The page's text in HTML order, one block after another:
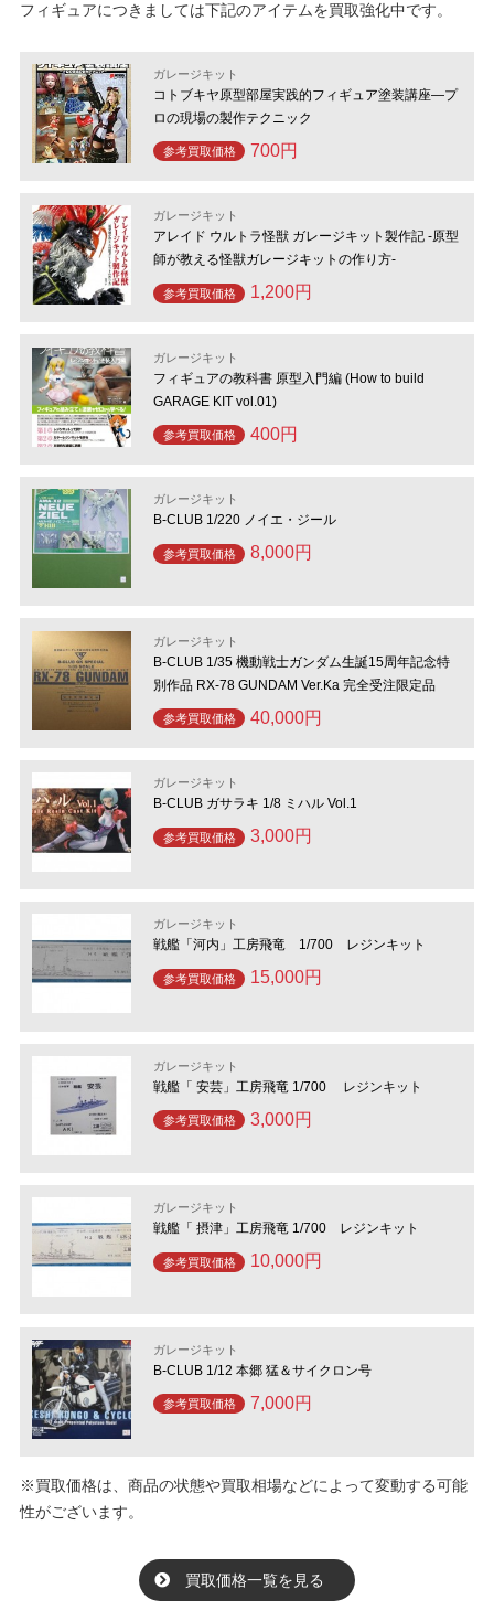
フィギュアにつきましては下記のアイテムを買取強化中です。
ガレージキット
コトブキヤ原型部屋実践的フィギュア塗装講座―プ
ロの現場の製作テクニック
参考買取価格 700円
ガレージキット
アレイド ウルトラ怪獣 ガレージキット製作記 -原型
師が教える怪獣ガレージキットの作り方-
参考買取価格 1,200円
ガレージキット
フィギュアの教科書 原型入門編 (How to build
GARAGE KIT vol.01)
参考買取価格 400円
ガレージキット
B-CLUB 1/220 ノイエ・ジール
参考買取価格 8,000円
ガレージキット
B-CLUB 1/35 機動戦士ガンダム生誕15周年記念特
別作品 RX-78 GUNDAM Ver.Ka 完全受注限定品
参考買取価格 40,000円
ガレージキット
B-CLUB ガサラキ 1/8 ミハル Vol.1
参考買取価格 3,000円
ガレージキット
戦艦「河内」工房飛竜 1/700 レジンキット
参考買取価格 15,000円
ガレージキット
戦艦「 安芸」工房飛竜 1/700 レジンキット
参考買取価格 3,000円
ガレージキット
戦艦「 摂津」工房飛竜 1/700 レジンキット
参考買取価格 10,000円
ガレージキット
B-CLUB 1/12 本郷 猛＆サイクロン号
参考買取価格 7,000円
※買取価格は、商品の状態や買取相場などによって変動する可能
性がございます。
買取価格一覧を見る